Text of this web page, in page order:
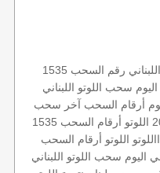
رقم السحب 1535
سحب اللوتو اللبناني
أرقام السحب آخر سحب
اللوتو أرقام السحب 1535
االلوتو اللوتو أرقام السحب
اليوم سحب اللوتو اللبناني